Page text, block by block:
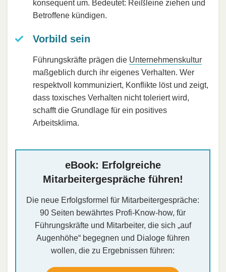
konsequent um. Bedeutet: Reißleine ziehen und
Betroffene kündigen.
Vorbild sein
Führungskräfte prägen die Unternehmenskultur
maßgeblich durch ihr eigenes Verhalten. Wer
respektvoll kommuniziert, Konflikte löst und zeigt,
dass toxisches Verhalten nicht toleriert wird,
schafft die Grundlage für ein positives
Arbeitsklima.
eBook: Erfolgreiche
Mitarbeitergespräche führen!
Die neue Erfolgsformel für Mitarbeitergespräche:
90 Seiten bewährtes Profi-Know-how, für
Führungskräfte und Mitarbeiter, die sich „auf
Augenhöhe“ begegnen und Dialoge führen
wollen, die zu Ergebnissen führen: